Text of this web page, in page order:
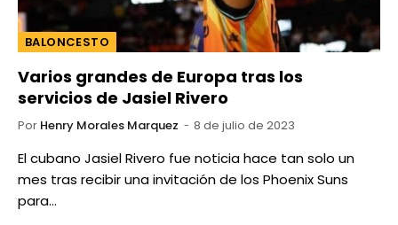
BALONCESTO
Varios grandes de Europa tras los
servicios de Jasiel Rivero
Por Henry Morales Marquez 8 de julio de 2023
El cubano Jasiel Rivero fue noticia hace tan solo un
mes tras recibir una invitación de los Phoenix Suns
para…